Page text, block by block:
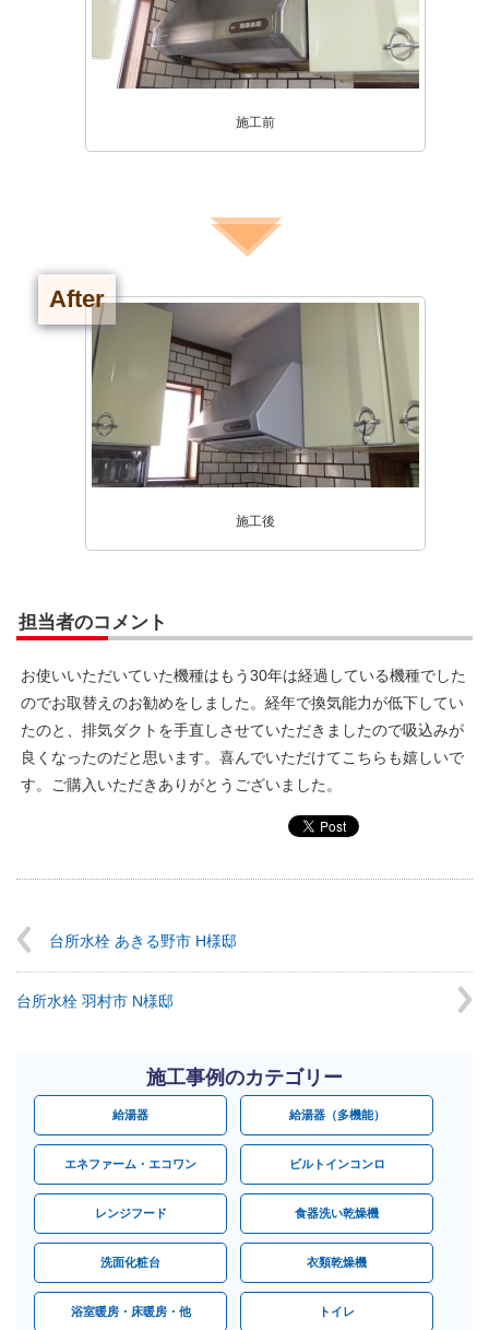
施工前
After
施工後
担当者のコメント
お使いいただいていた機種はもう30年は経過している機種でした
のでお取替えのお勧めをしました。経年で換気能力が低下してい
たのと、排気ダクトを手直しさせていただきましたので吸込みが
良くなったのだと思います。喜んでいただけてこちらも嬉しいで
す。ご購入いただきありがとうございました。
台所水栓 あきる野市 H様邸
台所水栓 羽村市 N様邸
施工事例のカテゴリー
給湯器 給湯器（多機能）
エネファーム・エコワン ビルトインコンロ
レンジフード 食器洗い乾燥機
洗面化粧台 衣類乾燥機
浴室暖房・床暖房・他 トイレ